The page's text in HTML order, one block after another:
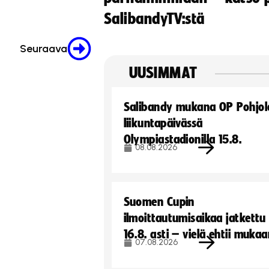
Seuraava
SalibandyTV:stä
UUSIMMAT
Salibandy mukana OP
liikuntapäivässä
Olympiastadionilla 15.8.
08.08.2026
Suomen Cupin
ilmoittautumisaikaa jatkettu
16.8. asti – vielä ehtii
07.08.2026